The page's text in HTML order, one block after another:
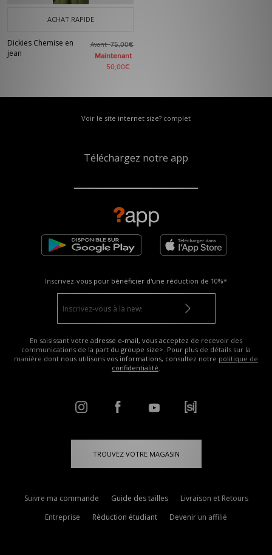
ACHAT RAPIDE
Dickies Chemise en
jean
Avant75,00€
Maintenant
50,00€
Voir le site internet size? complet
Téléchargez notre app
Inscrivez-vous pour bénéficier d'une réduction de 10%*
En saisissant votre adresse e-mail, vous acceptez de recevoir des
communications de la part du groupe size>. Pour plus de détails sur la
manière dont nous utilisons vos informations, consultez notre politique de
confidentialité.
TROUVEZ VOTRE MAGASIN
Suivre ma commande Guide des tailles
Livraison et Retours
Entreprise
Réduction étudiant Devenir un affilié